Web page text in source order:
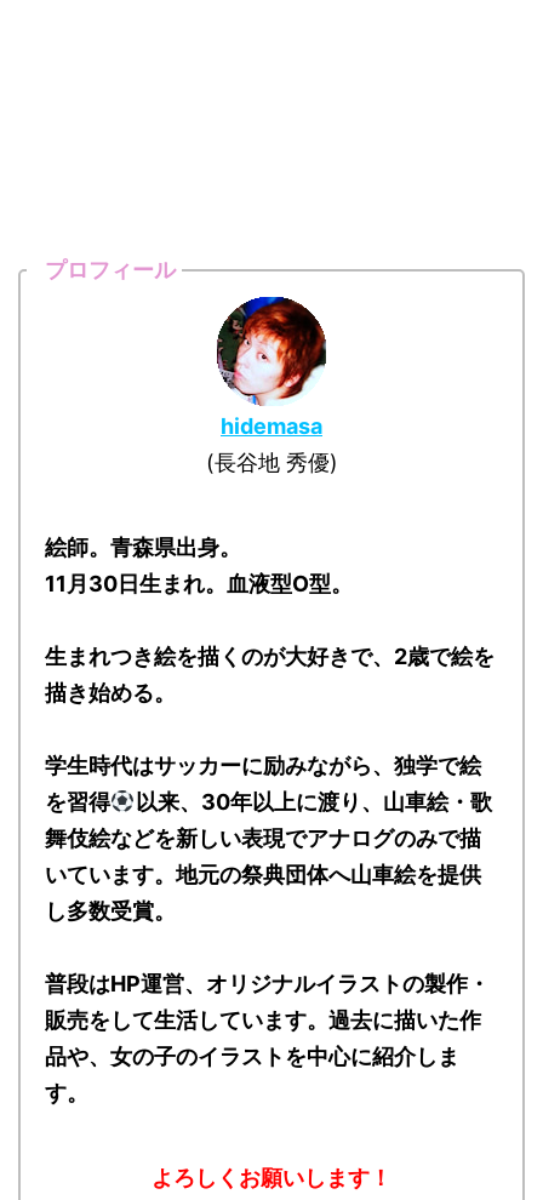
プロフィール
hidemasa
(長谷地 秀優)
絵師。青森県出身。
11月30日生まれ。血液型O型。
生まれつき絵を描くのが大好きで、2歳で絵を
描き始める。
学生時代はサッカーに励みながら、独学で絵
を習得
以来、30年以上に渡り、山車絵・歌
舞伎絵などを新しい表現でアナログのみで描
いています。地元の祭典団体へ山車絵を提供
し多数受賞。
普段はHP運営、オリジナルイラストの製作・
販売をして生活しています。過去に描いた作
品や、女の子のイラストを中心に紹介しま
す。
よろしくお願いします！